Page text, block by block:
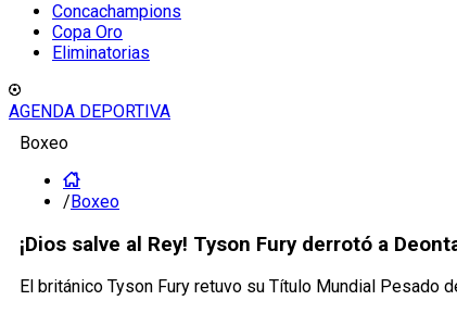
Concachampions
Copa Oro
Eliminatorias
AGENDA DEPORTIVA
Boxeo
/Boxeo
¡Dios salve al Rey! Tyson Fury derrotó a
El británico Tyson Fury retuvo su Título Mundial Pesado